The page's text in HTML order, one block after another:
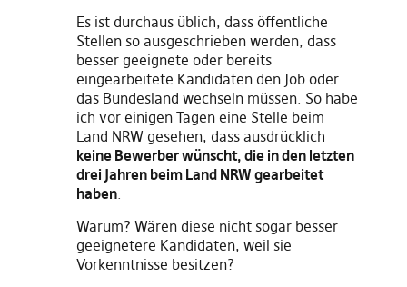
Es ist durchaus üblich, dass öffentliche
Stellen so ausgeschrieben werden, dass
besser geeignete oder bereits
eingearbeitete Kandidaten den Job oder
das Bundesland wechseln müssen. So habe
ich vor einigen Tagen eine Stelle beim
Land NRW gesehen, dass ausdrücklich
keine Bewerber wünscht, die in den letzten
drei Jahren beim Land NRW gearbeitet
haben.
Warum? Wären diese nicht sogar besser
geeignetere Kandidaten, weil sie
Vorkenntnisse besitzen?